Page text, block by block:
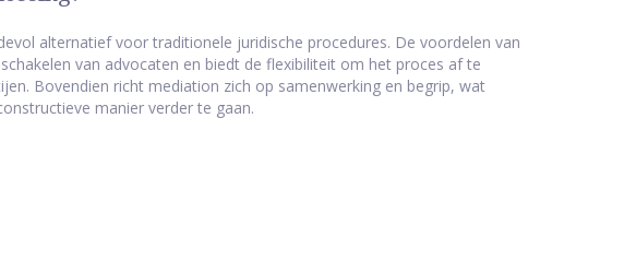
alternatief voor traditionele juridische procedures. De voordelen van
van advocaten en biedt de flexibiliteit om het proces af te
Bovendien richt mediation zich op samenwerking en begrip, wat
manier verder te gaan.